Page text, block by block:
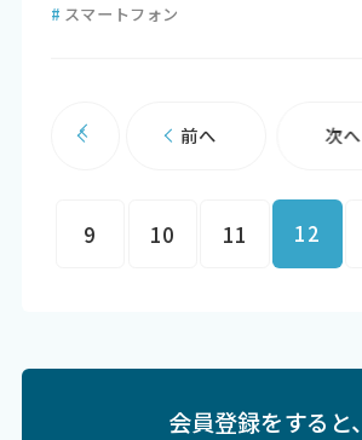
# スマートフォン
前へ
9 10 11 12
次へ
会員登録をすると、